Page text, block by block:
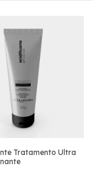
Tratamento Ultra